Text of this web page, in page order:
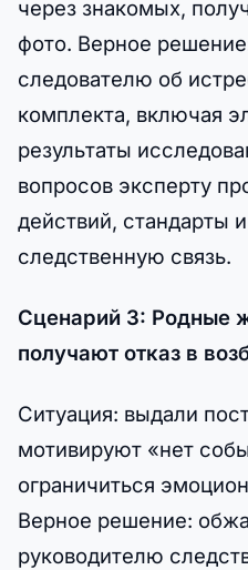
через знакомых,
фото. Верное
следователю об
комплекта, включая
результаты
вопросов эксперту
действий, стандарты
следственную связь.
Сценарий 3: Родные
получают отказ в
Ситуация: выдали
мотивируют «нет
ограничиться
Верное решение:
руководителю